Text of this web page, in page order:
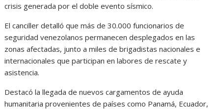
crisis generada por el doble evento sísmico.
El canciller detalló que más de 30.000 funcionarios de
seguridad venezolanos permanecen desplegados en las
zonas afectadas, junto a miles de brigadistas nacionales e
internacionales que participan en labores de rescate y
asistencia.
Destacó la llegada de nuevos cargamentos de ayuda
humanitaria provenientes de países como Panamá, Ecuador,